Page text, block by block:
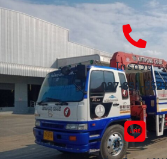
โทรด่วน
087-851-